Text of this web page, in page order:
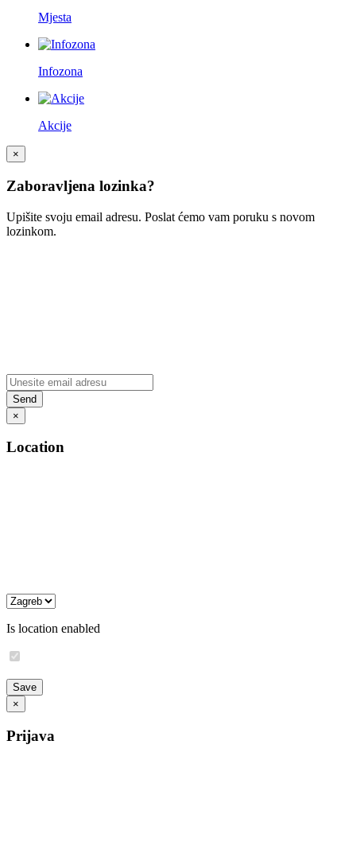
Mjesta
Infozona
Akcije
×
Zaboravljena lozinka?
Upišite svoju email adresu. Poslat ćemo vam poruku s novom
lozinkom.
×
Location
Is location enabled
×
Prijava